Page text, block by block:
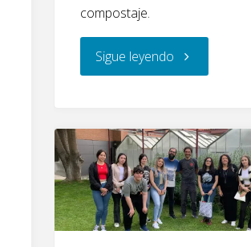
compostaje.
Sigue leyendo"Participamos
las
jornadas
“Experiencias